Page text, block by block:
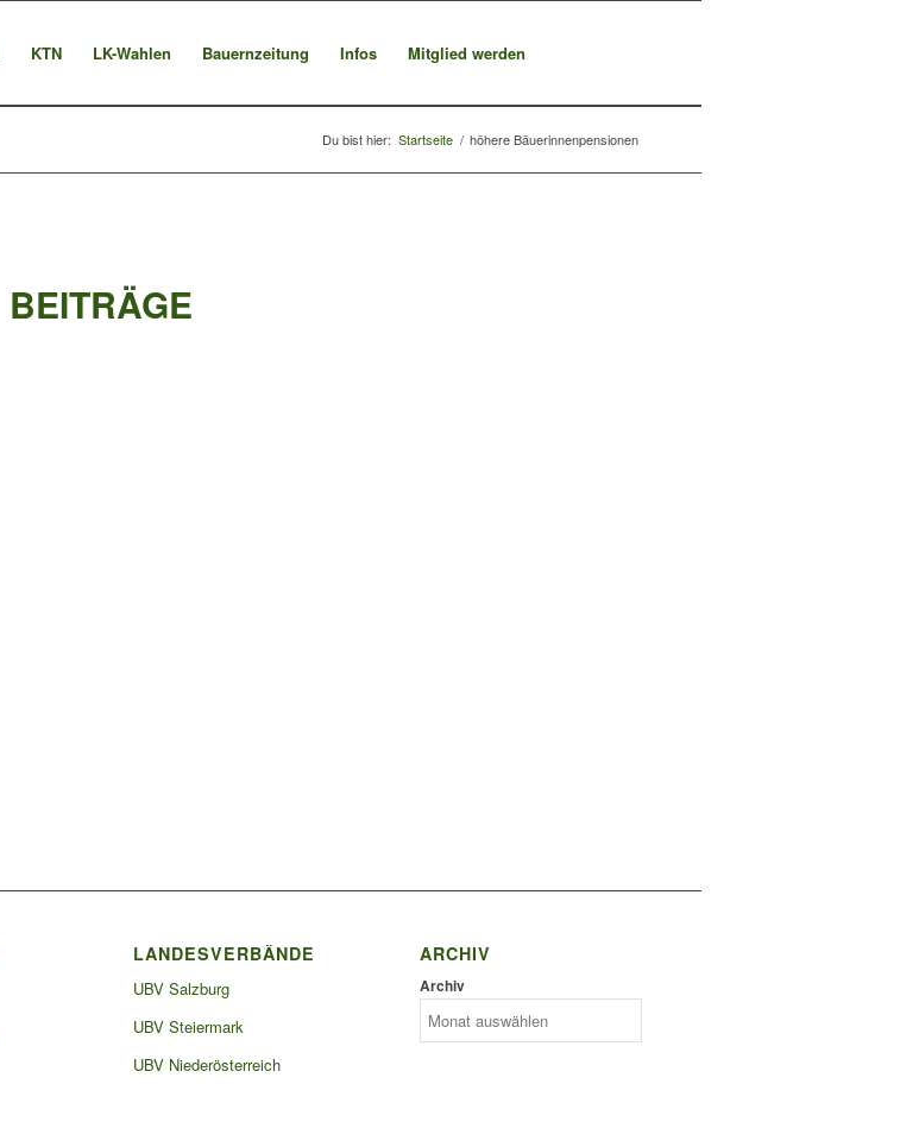
KTN LK-Wahlen Bauernzeitung Infos Mitglied werden
Du bist hier: Startseite / höhere Bäuerinnenpensionen
BEITRÄGE
LANDESVERBÄNDE
UBV Salzburg
UBV Steiermark
UBV Niederösterreich
ARCHIV
Archiv